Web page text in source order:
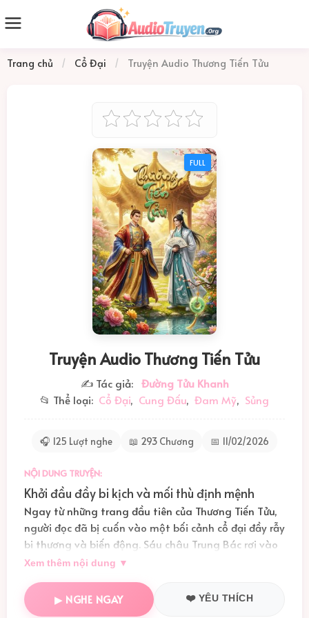
Trang chủ / Cổ Đại / Truyện Audio Thương Tiến Tửu
FULL
Truyện Audio Thương Tiến Tửu
✍️ Tác giả: Đường Tửu Khanh
📂 Thể loại: Cổ Đại, Cung Đấu, Đam Mỹ, Sủng
🎧 125 Lượt nghe 📖 293 Chương 📅 11/02/2026
NỘI DUNG TRUYỆN:
Khởi đầu đầy bi kịch và mối thù định mệnh
Ngay từ những trang đầu tiên của Thương Tiến Tửu,
người đọc đã bị cuốn vào một bối cảnh cổ đại đầy rẫy
bi thương và biến động. Sáu châu Trung Bác rơi vào
tay ngoại địch, đẩy Thẩm Trạch Xuyên – một kẻ
đình và binh lính của y bị thảm sát – vào cảnh tù tội
và tủi nhục. Máu và nước mắt nhuộm đỏ những hố
Xem thêm nội dung ▼
▶ NGHE NGAY ❤️ YÊU THÍCH